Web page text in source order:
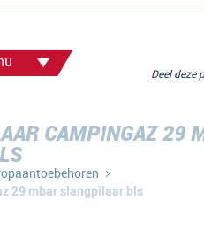
CAMPINGAZ 29
29 mbar slangpilaar bls
Deel